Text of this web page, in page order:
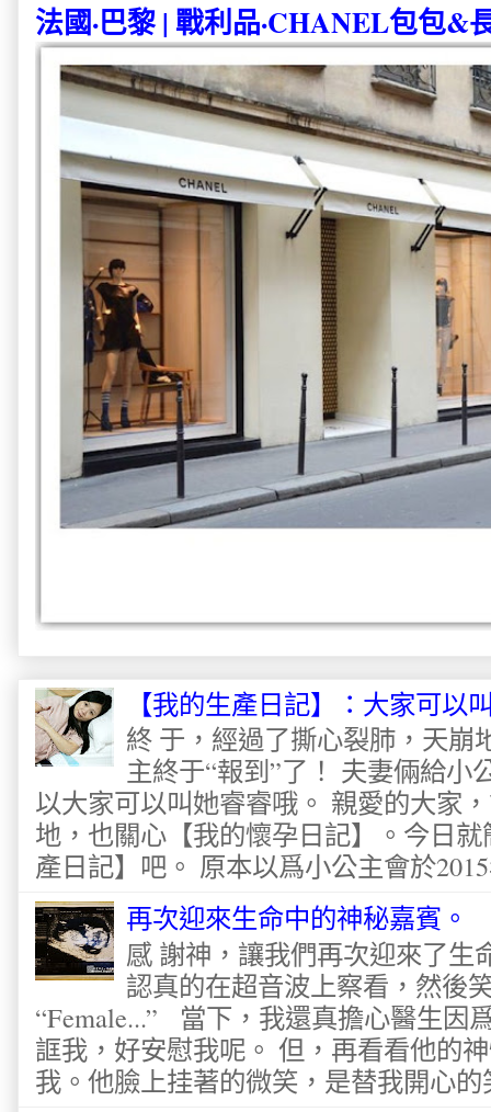
法國·巴黎 | 戰利品·CHANEL包包&
【我的生產日記】：大家可以
終 于，經過了撕心裂肺，天崩
主終于“報到”了！ 夫妻倆給小
以大家可以叫她睿睿哦。 親愛的大家
地，也關心【我的懷孕日記】。今日
產日記】吧。 原本以爲小公主會於
再次迎來生命中的神秘嘉賓。
感 謝神，讓我們再次迎來了生
認真的在超音波上察看，然後
“Female...” 當下，我還真擔心醫生因
誆我，好安慰我呢。 但，再看看他的
我。他臉上挂著的微笑，是替我開心的